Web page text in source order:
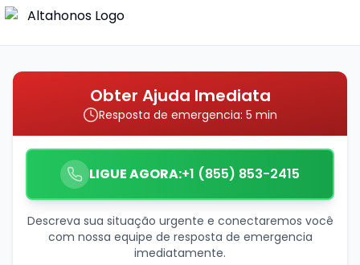
Obter Ajuda Imediata
Resposta de emergencia: 5 min
LIGUE AGORA:+1 (855) 853-2415
Descreva sua situação urgente e conectaremos você
com nossa equipe de resposta de emergencia
imediatamente.